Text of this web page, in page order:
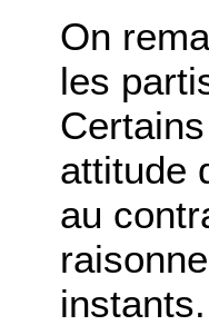
On
les
attitude
au
instants.